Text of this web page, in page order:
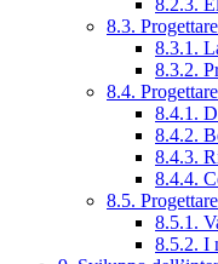
8.3.
8.3.1.
8.3.2.
8.4.
8.4.1.
8.4.2.
8.4.3.
8.4.4.
8.5.
8.5.1.
8.5.2. I